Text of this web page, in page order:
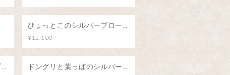
ひょっとこのシルバーブローチ（ピンバッジ）
¥12,100
ドングリと銀杏のシルバーブローチ（ピンバッジ） ドングリと葉っぱのシルバーブローチ（ピンバッジ）